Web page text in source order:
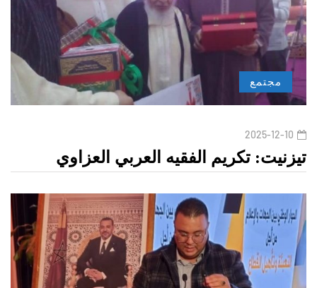
مجتمع
2025-12-10
تيزنيت: تكريم الفقيه العربي العزاوي